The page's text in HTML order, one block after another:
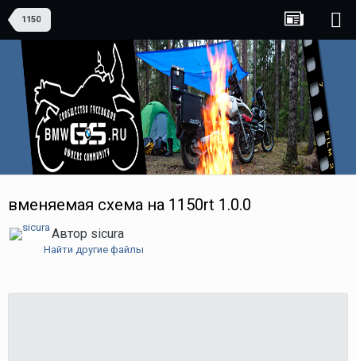
1150
вменяемая схема на 1150rt 1.0.0
Автор sicura
Найти другие файлы